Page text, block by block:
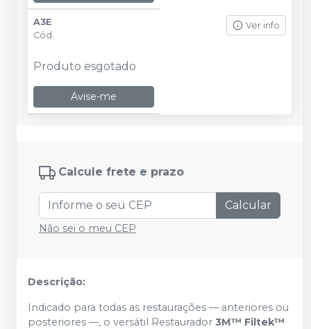
A3E
Cód.
Ver info
Produto esgotado
Avise-me
Calcule frete e prazo
Calcular
Não sei o meu CEP
Descrição:
Indicado para todas as restaurações — anteriores ou
posteriores —, o versátil Restaurador 3M™ Filtek™